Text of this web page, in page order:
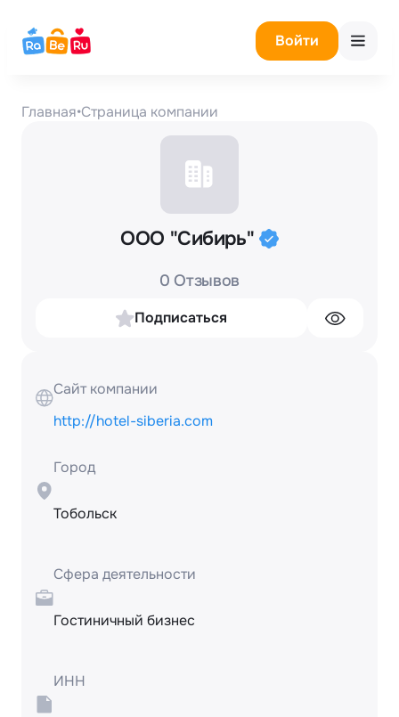
Войти
Главная•Страница компании
ООО "Сибирь"
0 Отзывов
Подписаться
Сайт компании
http://hotel-siberia.com
Город
Тобольск
Сфера деятельности
Гостиничный бизнес
ИНН